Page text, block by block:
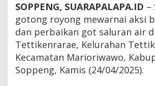
SOPPENG, SUARAPALAPA.ID –
gotong royong mewarnai aksi
dan perbaikan got saluran air
Tettikenrarae, Kelurahan
Kecamatan Marioriwawo,
Soppeng, Kamis (24/04/2025).